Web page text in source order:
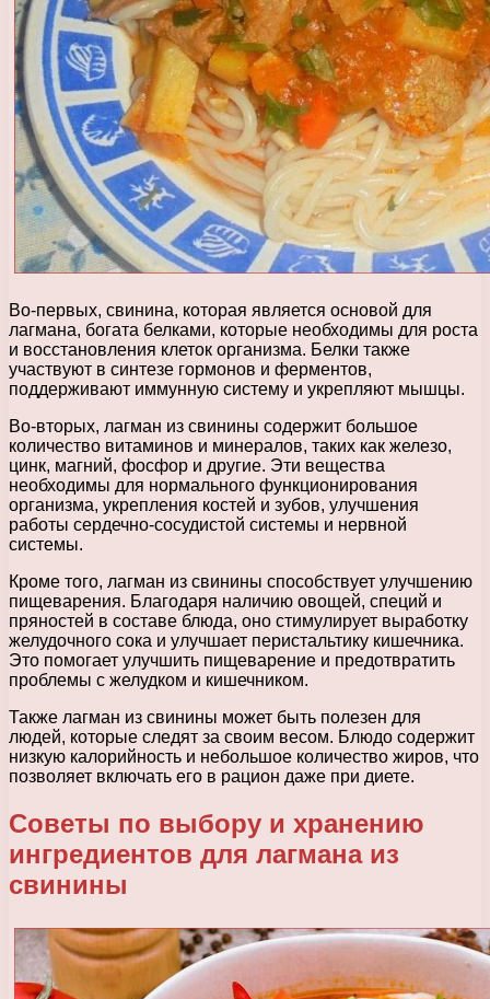
Во-первых, свинина, которая является основой для
лагмана, богата белками, которые необходимы для роста
и восстановления клеток организма. Белки также
участвуют в синтезе гормонов и ферментов,
поддерживают иммунную систему и укрепляют мышцы.
Во-вторых, лагман из свинины содержит большое
количество витаминов и минералов, таких как железо,
цинк, магний, фосфор и другие. Эти вещества
необходимы для нормального функционирования
организма, укрепления костей и зубов, улучшения
работы сердечно-сосудистой системы и нервной
системы.
Кроме того, лагман из свинины способствует улучшению
пищеварения. Благодаря наличию овощей, специй и
пряностей в составе блюда, оно стимулирует выработку
желудочного сока и улучшает перистальтику кишечника.
Это помогает улучшить пищеварение и предотвратить
проблемы с желудком и кишечником.
Также лагман из свинины может быть полезен для
людей, которые следят за своим весом. Блюдо содержит
низкую калорийность и небольшое количество жиров, что
позволяет включать его в рацион даже при диете.
Советы по выбору и хранению
ингредиентов для лагмана из
свинины